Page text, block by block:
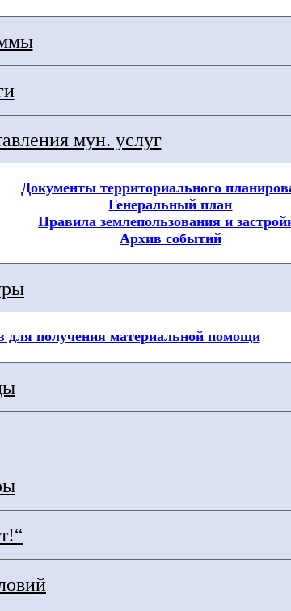
мун. услуг
Документы территориального
Генеральный план
Правила землепользования и
Архив событий
для получения материальной помощи